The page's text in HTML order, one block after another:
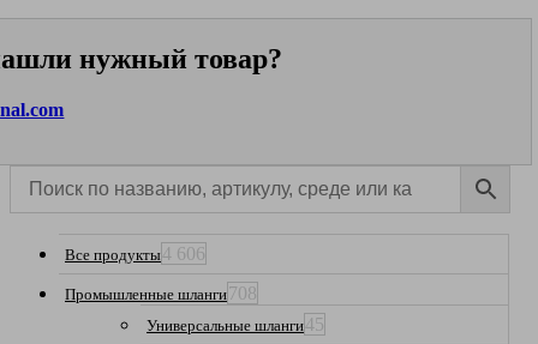
нужный товар?
Все продукты4 606
Промышленные шланги708
Универсальные шланги45